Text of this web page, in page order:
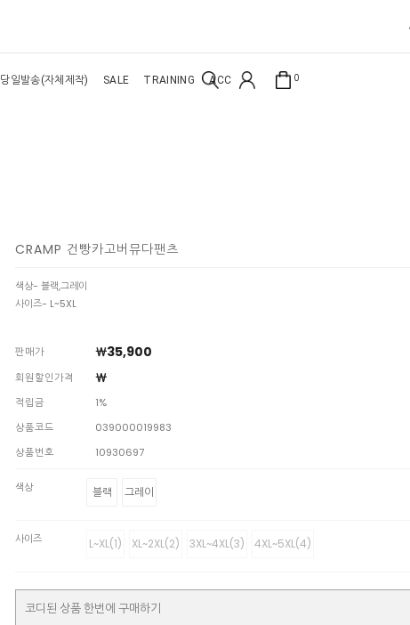
당일발송(자체제작) SALE TRAINING ACC 0
CRAMP 건빵카고버뮤다팬츠
색상- 블랙,그레이
사이즈- L~5XL
판매가 ￦35,900
회원할인가격 ￦
적립금
1%
상품코드
039000019983
상품번호
10930697
색상 블랙 그레이
사이즈 L~XL(1) XL~2XL(2) 3XL~4XL(3) 4XL~5XL(4)
코디된 상품 한번에 구매하기